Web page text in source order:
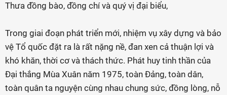
Thưa đồng bào, đồng chí và quý vị đại biểu,
Trong giai đoạn phát triển mới, nhiệm vụ xây dựng và bảo
vệ Tổ quốc đặt ra là rất nặng nề, đan xen cả thuận lợi và
khó khăn, thời cơ và thách thức. Phát huy tinh thần của
Đại thắng Mùa Xuân năm 1975, toàn Đảng, toàn dân,
toàn quân ta nguyện cùng nhau chung sức, đồng lòng, nỗ